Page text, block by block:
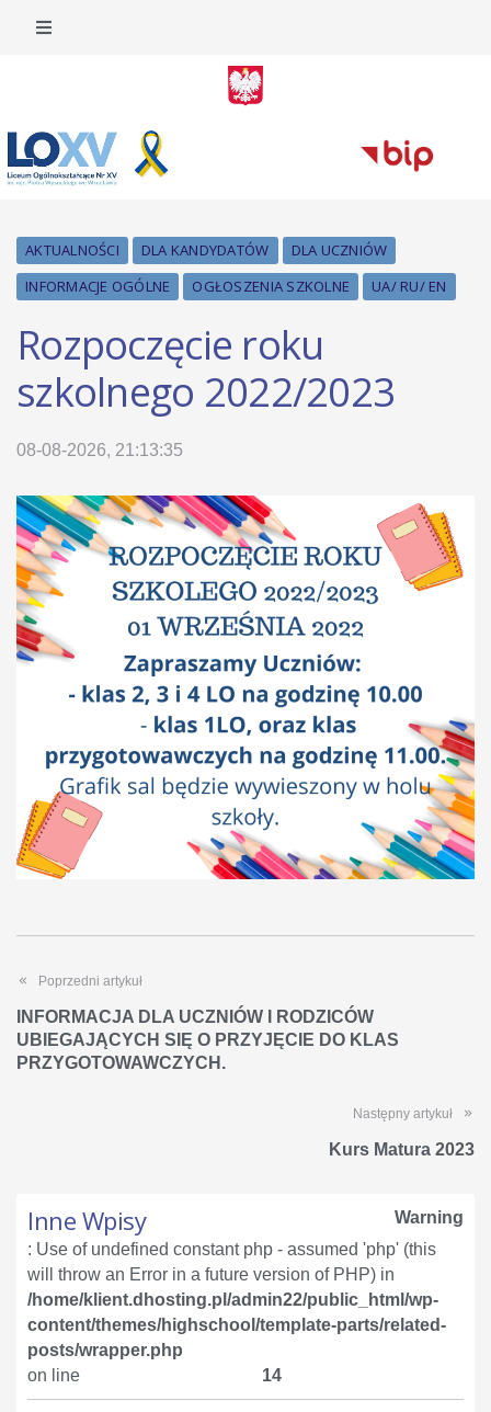
AKTUALNOŚCI DLA KANDYDATÓW
DLA UCZNIÓW
INFORMACJE OGÓLNE
OGŁOSZENIA SZKOLNE UA/ RU/ EN
Rozpoczęcie roku
szkolnego 2022/2023
08-08-2026, 21:13:35
Poprzedni artykuł
INFORMACJA DLA UCZNIÓW I RODZICÓW
UBIEGAJĄCYCH SIĘ O PRZYJĘCIE DO KLAS
PRZYGOTOWAWCZYCH.
Następny artykuł
Kurs Matura 2023
Inne Wpisy
Warning
: Use of undefined constant php - assumed 'php' (this
will throw an Error in a future version of PHP) in
/home/klient.dhosting.pl/admin22/public_html/wp-
content/themes/highschool/template-parts/related-
posts/wrapper.php
on line
14